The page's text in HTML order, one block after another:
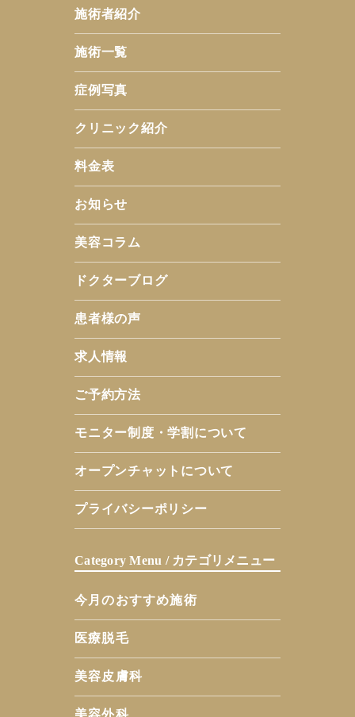
施術者紹介
施術一覧
症例写真
クリニック紹介
料金表
お知らせ
美容コラム
ドクターブログ
患者様の声
求人情報
ご予約方法
モニター制度・学割について
オープンチャットについて
プライバシーポリシー
Category Menu / カテゴリメニュー
今月のおすすめ施術
医療脱毛
美容皮膚科